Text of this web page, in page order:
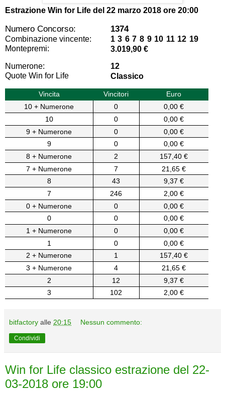
Estrazione Win for Life del 22 marzo 2018 ore 20:00
Numero Concorso: 1374
Combinazione vincente:
1 3 6 7 8 9 10 11 12 19
Montepremi:
3.019,90 €
Numerone:
12
Quote Win for Life
Classico
Vincita Vincitori
Euro
10 + Numerone
0
0,00 €
10
0
0,00 €
9 + Numerone
0
0,00 €
9
0
0,00 €
8 + Numerone
2
157,40 €
7 + Numerone
7
21,65 €
8
43
9,37 €
7
246
2,00 €
0 + Numerone
0
0,00 €
0
0
0,00 €
1 + Numerone
0
0,00 €
1
0
0,00 €
2 + Numerone
1
157,40 €
3 + Numerone
4
21,65 €
2
12
9,37 €
3
102 2,00 €
bitfactory alle 20:15 Nessun commento:
Condividi
Win for Life classico estrazione del 22-
03-2018 ore 19:00